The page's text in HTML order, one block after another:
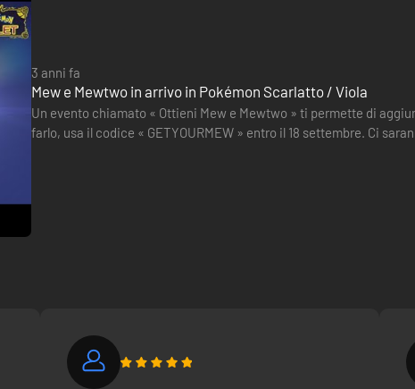
3 anni fa
Mew e Mewtwo in arrivo in Pokémon Scarlatto / Viola
Un evento chiamato « Ottieni Mew e Mewtwo » ti permette di
farlo, usa il codice « GETYOURMEW » entro il 18 settembre. Ci